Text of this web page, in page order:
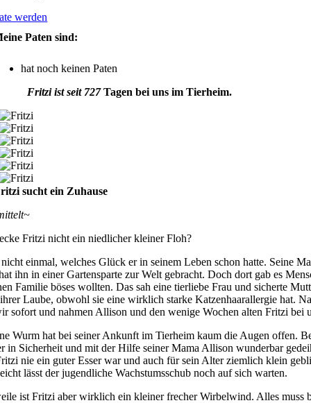
werden
Paten sind:
hat noch keinen Paten
Fritzi ist seit 727Tagen bei uns im Tierheim.
sucht ein Zuhause
Fritzi nicht ein niedlicher kleiner Floh?
einmal, welches Glück er in seinem Leben schon hatte. Seine
ihn in einer Gartensparte zur Welt gebracht. Doch dort gab es
Familie böses wollten. Das sah eine tierliebe Frau und sicherte
Laube, obwohl sie eine wirklich starke Katzenhaarallergie hat.
sofort und nahmen Allison und den wenige Wochen alten Fritzi bei
Wurm hat bei seiner Ankunft im Tierheim kaum die Augen offen.
in Sicherheit und mit der Hilfe seiner Mama Allison wunderbar
nie ein guter Esser war und auch für sein Alter ziemlich klein
lässt der jugendliche Wachstumsschub noch auf sich warten.
ist Fritzi aber wirklich ein kleiner frecher Wirbelwind. Alles muss